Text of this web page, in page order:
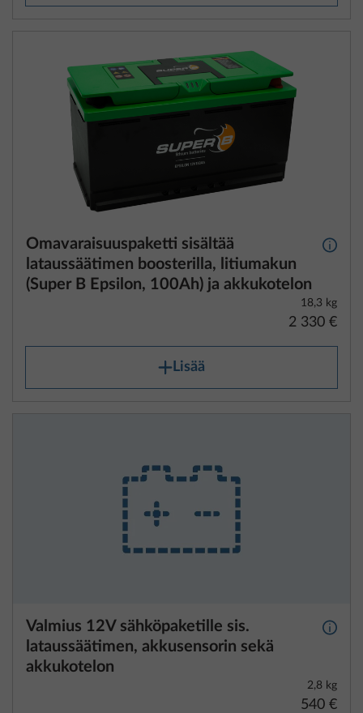
Omavaraisuuspaketti sisältää
lataussäätimen boosterilla, litiumakun
(Super B Epsilon, 100Ah) ja akkukotelon
18,3 kg
2 330 €
Lisää
Valmius 12V sähköpaketille sis.
lataussäätimen, akkusensorin sekä
akkukotelon
2,8 kg
540 €